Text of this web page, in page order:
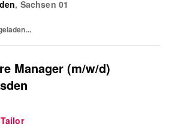
Leidenschaft Selbständigkeit,
, Sachsen 01
Manager (m/w/d)